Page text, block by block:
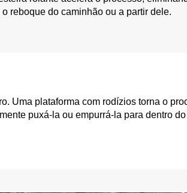
reboque do caminhão ou a partir dele.
Uma plataforma com rodízios torna o
puxá-la ou empurrá-la para dentro